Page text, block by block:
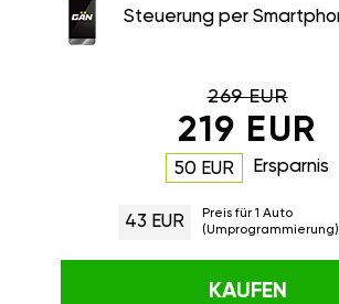
Steuerung per
269 EUR
219 EUR
50 EUR Ersparnis
43 EUR
Preis für 1 Auto
(Umprogrammierung)
KAUFEN